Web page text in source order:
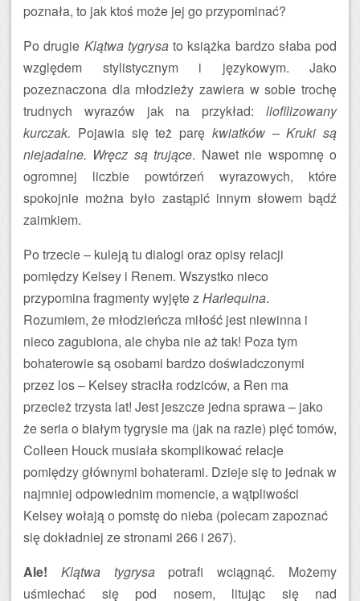
poznała, to jak ktoś może jej go przypominać?
Po drugie Klątwa tygrysa to książka bardzo słaba pod
względem stylistycznym i językowym. Jako
pozeznaczona dla młodzieży zawiera w sobie trochę
trudnych wyrazów jak na przykład: liofilizowany
kurczak. Pojawia się też parę kwiatków – Kruki są
niejadalne. Wręcz są trujące. Nawet nie wspomnę o
ogromnej liczbie powtórzeń wyrazowych, które
spokojnie można było zastąpić innym słowem bądź
zaimkiem.
Po trzecie – kuleją tu dialogi oraz opisy relacji
pomiędzy Kelsey i Renem. Wszystko nieco
przypomina fragmenty wyjęte zHarlequina.
Rozumiem, że młodzieńcza miłość jest niewinna i
nieco zagubiona, ale chyba nie aż tak! Poza tym
bohaterowie są osobami bardzo doświadczonymi
przez los – Kelsey straciła rodziców, a Ren ma
przecież trzysta lat! Jest jeszcze jedna sprawa – jako
że seria o białym tygrysie ma (jak na razie) pięć tomów,
Colleen Houck musiała skomplikować relacje
pomiędzy głównymi bohaterami. Dzieje się to jednak w
najmniej odpowiednim momencie, a wątpliwości
Kelsey wołają o pomstę do nieba (polecam zapoznać
się dokładniej ze stronami 266 i 267).
Ale!
Klątwa tygrysapotrafi wciągnąć. Możemy
uśmiechać się pod nosem, litując się nad